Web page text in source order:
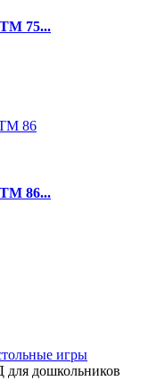
75...
86...
игры
дошкольников